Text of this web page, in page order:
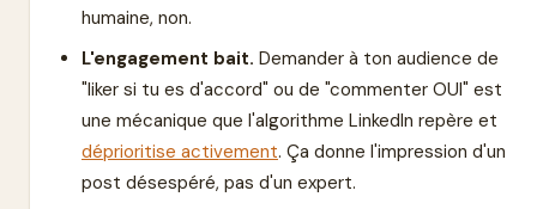
humaine, non.
L'engagement bait. Demander à ton audience de
"liker si tu es d'accord" ou de "commenter OUI" est
une mécanique que l'algorithme LinkedIn repère et
déprioritise activement. Ça donne l'impression d'un
post désespéré, pas d'un expert.